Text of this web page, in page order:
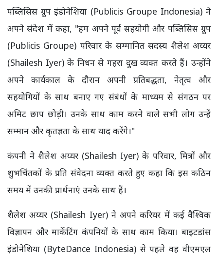
पब्लिसिस ग्रुप इंडोनेशिया (Publicis Groupe Indonesia) ने
अपने संदेश में कहा, "हम अपने पूर्व सहयोगी और पब्लिसिस ग्रुप
(Publicis Groupe) परिवार के सम्मानित सदस्य शैलेश अय्यर
(Shailesh Iyer) के निधन से गहरा दुख व्यक्त करते हैं। उन्होंने
अपने कार्यकाल के दौरान अपनी प्रतिबद्धता, नेतृत्व और
सहयोगियों के साथ बनाए गए संबंधों के माध्यम से संगठन पर
अमिट छाप छोड़ी। उनके साथ काम करने वाले सभी लोग उन्हें
सम्मान और कृतज्ञता के साथ याद करेंगे।"
कंपनी ने शैलेश अय्यर (Shailesh Iyer) के परिवार, मित्रों और
शुभचिंतकों के प्रति संवेदना व्यक्त करते हुए कहा कि इस कठिन
समय में उनकी प्रार्थनाएं उनके साथ हैं।
शैलेश अय्यर (Shailesh Iyer) ने अपने करियर में कई वैश्विक
विज्ञापन और मार्केटिंग कंपनियों के साथ काम किया। बाइटडांस
इंडोनेशिया (ByteDance Indonesia) से पहले वह वीएमएल